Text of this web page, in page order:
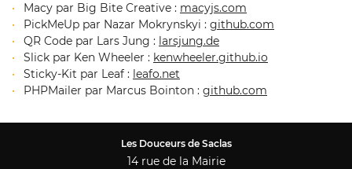
Macy par Big Bite Creative : macyjs.com
PickMeUp par Nazar Mokrynskyi : github.com
QR Code par Lars Jung : larsjung.de
Slick par Ken Wheeler : kenwheeler.github.io
Sticky-Kit par Leaf : leafo.net
PHPMailer par Marcus Bointon : github.com
Les Douceurs de Saclas
14 rue de la Mairie